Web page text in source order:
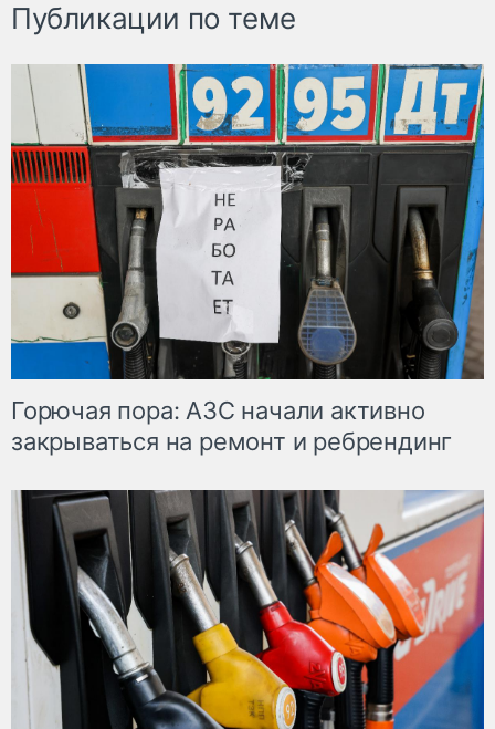
Публикации по теме
Горючая пора: АЗС начали активно
закрываться на ремонт и ребрендинг